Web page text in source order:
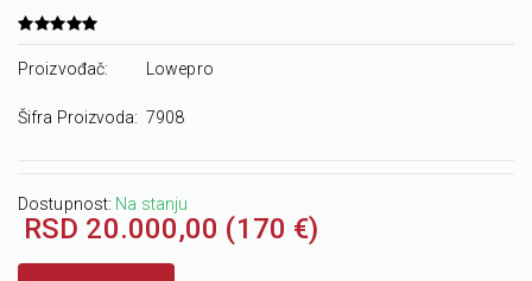
Proizvođač: Lowepro
Šifra Proizvoda: 7908
Dostupnost: Na stanju
RSD 20.000,00 (170 €)